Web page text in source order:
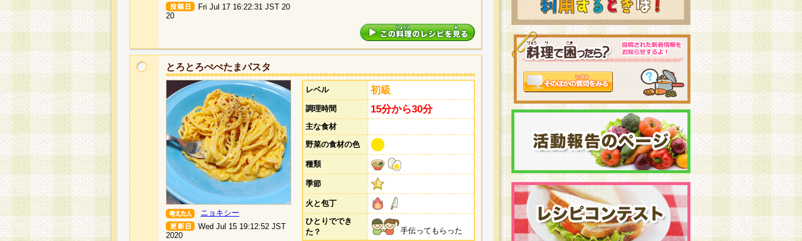
Fri Jul 17 16:22:31 JST 20
20
とろとろぺぺたまパスタ
ニョキシー
Wed Jul 15 19:12:52 JST
2020
レベル 初級
調理時間 15分から30分
主な食材
野菜の食材の色
種類
季節
火と包丁
ひとりででき
た？
手伝ってもらった